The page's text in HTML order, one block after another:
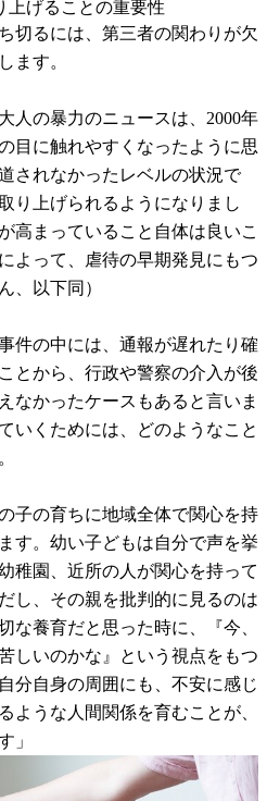
上げることの重要性
切るには、第三者の関わりが欠
ます。
人の暴力のニュースは、2000年
目に触れやすくなったように思
されなかったレベルの状況で
り上げられるようになりまし
高まっていること自体は良いこ
よって、虐待の早期発見にもつ
、以下同）
件の中には、通報が遅れたり確
とから、行政や警察の介入が後
なかったケースもあると言いま
いくためには、どのようなこと
子の育ちに地域全体で関心を持
す。幼い子どもは自分で声を挙
稚園、近所の人が関心を持って
し、その親を批判的に見るのは
な養育だと思った時に、『今、
しいのかな』という視点をもつ
分自身の周囲にも、不安に感じ
ような人間関係を育むことが、
」